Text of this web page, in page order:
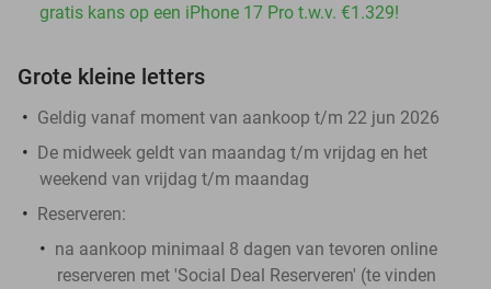
gratis kans op een iPhone 17 Pro t.w.v. €1.329!
Grote kleine letters
Geldig vanaf moment van aankoop t/m 22 jun 2026
De midweek geldt van maandag t/m vrijdag en het
weekend van vrijdag t/m maandag
Reserveren:
na aankoop minimaal 8 dagen van tevoren online
reserveren met 'Social Deal Reserveren' (te vinden